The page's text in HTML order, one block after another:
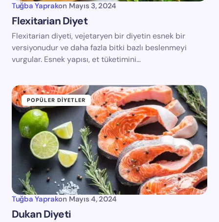
Tuğba Yaprakon Mayıs 3, 2024
Flexitarian Diyet
Flexitarian diyeti, vejetaryen bir diyetin esnek bir
versiyonudur ve daha fazla bitki bazlı beslenmeyi
vurgular. Esnek yapısı, et tüketimini…
POPÜLER DIYETLER
Tuğba Yaprakon Mayıs 4, 2024
Dukan Diyeti